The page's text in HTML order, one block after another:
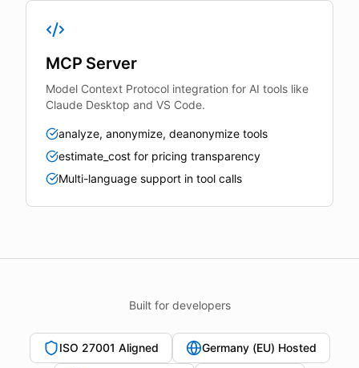
MCP Server
Model Context Protocol integration for AI tools like
Claude Desktop and VS Code.
analyze, anonymize, deanonymize tools
estimate_cost for pricing transparency
Multi-language support in tool calls
Built for developers
ISO 27001 Aligned Germany (EU) Hosted